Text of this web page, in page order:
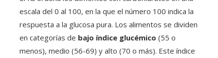
escala del 0 al 100, en la que el número 100 indica la
respuesta a la glucosa pura. Los alimentos se dividen
en categorías de bajo índice glucémico (55 o
menos), medio (56-69) y alto (70 o más). Este índice